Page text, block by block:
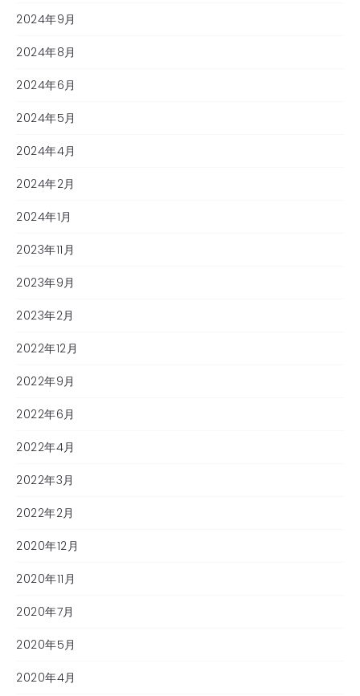
2024年9月
2024年8月
2024年6月
2024年5月
2024年4月
2024年2月
2024年1月
2023年11月
2023年9月
2023年2月
2022年12月
2022年9月
2022年6月
2022年4月
2022年3月
2022年2月
2020年12月
2020年11月
2020年7月
2020年5月
2020年4月